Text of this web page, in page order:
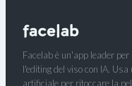
Facelab è un'app leader
l'editing del viso con IA.
artificiale per ritoccare la